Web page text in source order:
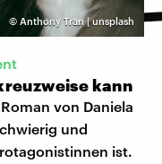
© Anthony Tran | unsplash
kann
von Daniela
und
ist.